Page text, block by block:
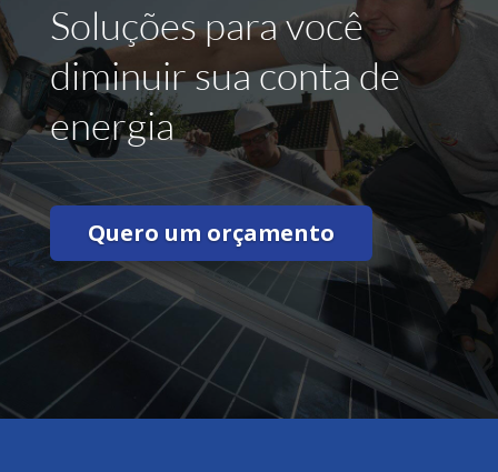
Soluções para você
diminuir sua conta de
energia
Quero um orçamento